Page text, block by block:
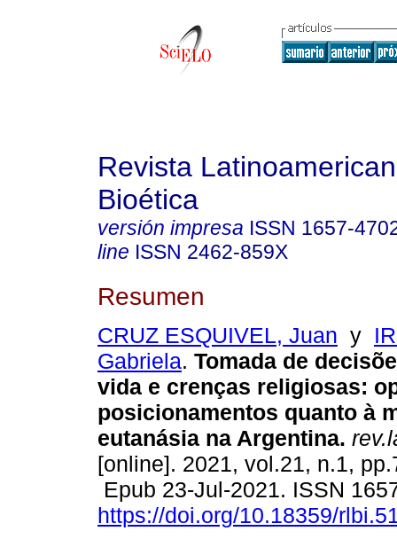
Revista
Bioética
versión impresa ISSN 1657-
line ISSN 2462-859X
Resumen
CRUZ ESQUIVEL, Juan y
Gabriela. Tomada de
vida e crenças religiosas:
posicionamentos quanto à
eutanásia na Argentina.
[online]. 2021, vol.21, n.1,
Epub 23-Jul-2021. ISSN
https://doi.org/10.18359/